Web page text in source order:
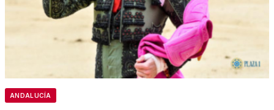
ANDALUCÍA